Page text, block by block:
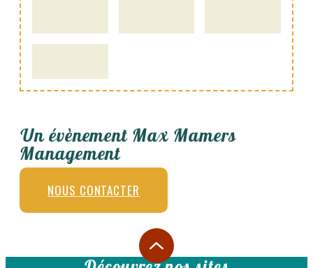
Un évènement Max Mamers
Management
NOUS CONTACTER